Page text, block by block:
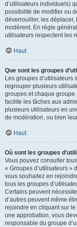
d’utilisateurs individuels)
possibilité de modifier ou
déverrouiller, les déplacer,
modèrent. En règle
utilisateurs respectent les
Haut
Que sont les groupes
Les groupes d’utilisateurs
regrouper plusieurs
groupes et chaque
facilite les tâches aux
plusieurs utilisateurs en
de modération, ou bien
Haut
Où sont les groupes
Vous pouvez consulter
« Groupes d’utilisateurs »
vous souhaitez en
tous les groupes
Certains peuvent
d’autres peuvent même
rejoindre en cliquant sur
une approbation, vous
responsable du groupe